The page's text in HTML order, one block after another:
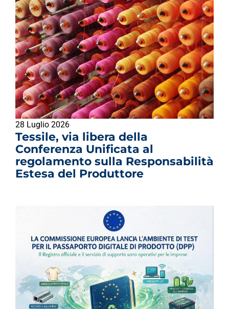
28 Luglio 2026
Tessile, via libera della
Conferenza Unificata al
regolamento sulla Responsabilità
Estesa del Produttore